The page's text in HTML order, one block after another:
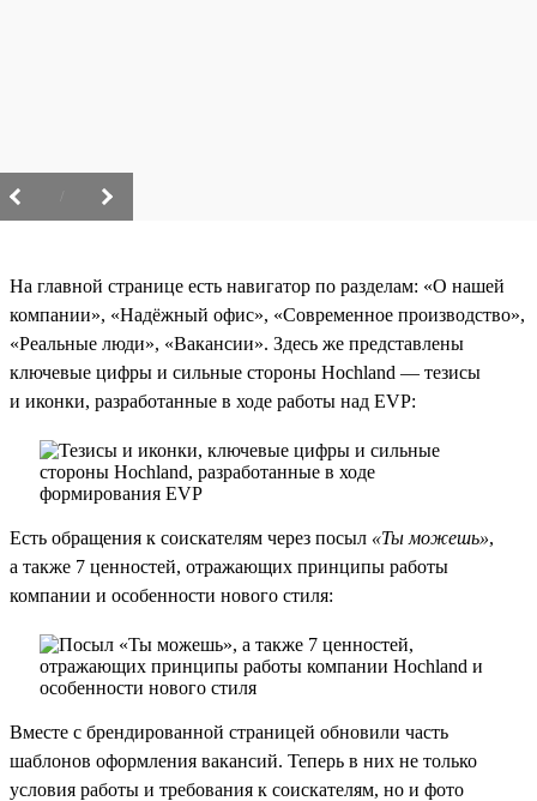
На главной странице есть навигатор по разделам: «О нашей
компании», «Надёжный офис», «Современное производство»,
«Реальные люди», «Вакансии». Здесь же представлены
ключевые цифры и сильные стороны Hochland — тезисы
и иконки, разработанные в ходе работы над EVP:
Есть обращения к соискателям через посыл «Ты можешь»,
а также 7 ценностей, отражающих принципы работы
компании и особенности нового стиля:
Вместе с брендированной страницей обновили часть
шаблонов оформления вакансий. Теперь в них не только
условия работы и требования к соискателям, но и фото